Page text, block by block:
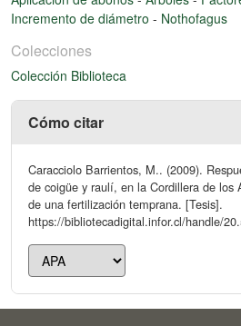
Incremento de diámetro - Nothofagus
Colecciones
Colección Biblioteca
Cómo citar
Caracciolo Barrientos, M.. (2009).
de coigüe y raulí, en la Cordillera de los
de una fertilización temprana. [Tesis].
https://bibliotecadigital.infor.cl/handle/